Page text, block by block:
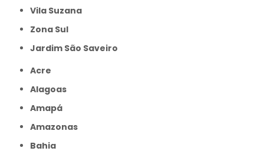
Vila Suzana
Zona Sul
jardim São Saveiro
Acre
Alagoas
Amapá
Amazonas
Bahia